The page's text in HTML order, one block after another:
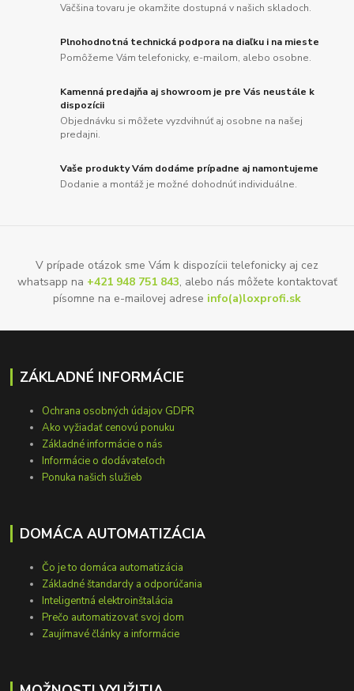
Väčšina tovaru je okamžite dostupná v našich skladoch.
Plnohodnotná technická podpora na diaľku i na mieste
Pomôžeme Vám telefonicky, e-mailom, alebo osobne.
Kamenná predajňa aj showroom je pre Vás neustále k
dispozícii
Objednávku si môžete vyzdvihnúť aj osobne na našej
predajni.
Vaše produkty Vám dodáme prípadne aj namontujeme
Dodanie a montáž je možné dohodnúť individuálne.
V prípade otázok sme Vám k dispozícii telefonicky aj cez
whatsapp na +421 948 751 843, alebo nás môžete kontaktovať
písomne na e-mailovej adrese info(a)loxprofi.sk
ZÁKLADNÉ INFORMÁCIE
Ochrana osobných údajov GDPR
Ako vyžiadať cenovú ponuku
Základné informácie o nás
Informácie o dodávateľoch
Ponuka našich služieb
DOMÁCA AUTOMATIZÁCIA
Čo je to domáca automatizácia
Základné štandardy a odporúčania
Inteligentná elektroinštalácia
Prečo automatizovať svoj dom
Zaujímavé články a informácie